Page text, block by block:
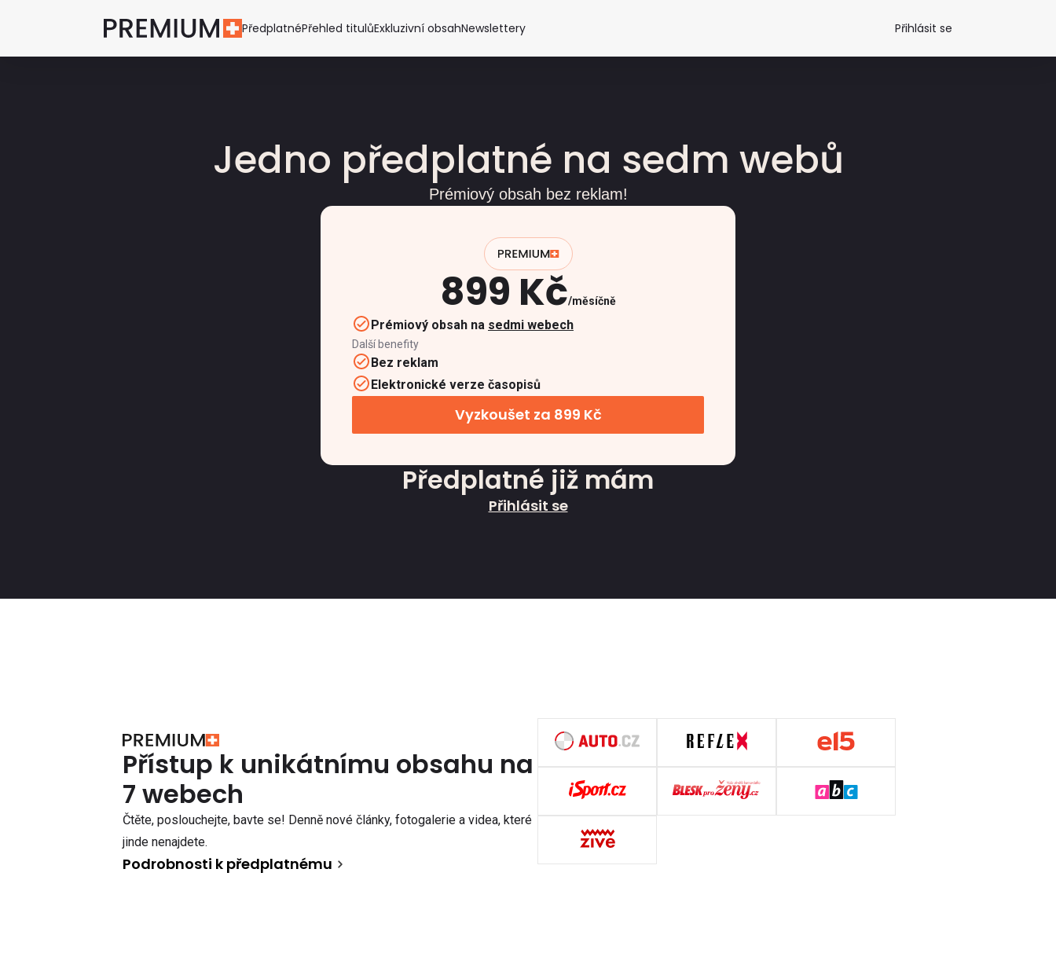
PředplatnéPřehled titulůExkluzivní obsahNewslettery Přihlásit se
Jedno předplatné na sedm webů
Prémiový obsah bez reklam!
899 Kč měsíčně
Prémiový obsah na sedmi webech
Další benefity
Bez reklam
Elektronické verze časopisů
Vyzkoušet za 899 Kč
Předplatné již mám
Přihlásit se
Přístup k unikátnímu obsahu na
7 webech
Čtěte, poslouchejte, bavte se! Denně nové články, fotogalerie a videa, které
jinde nenajdete.
Podrobnosti k předplatnému